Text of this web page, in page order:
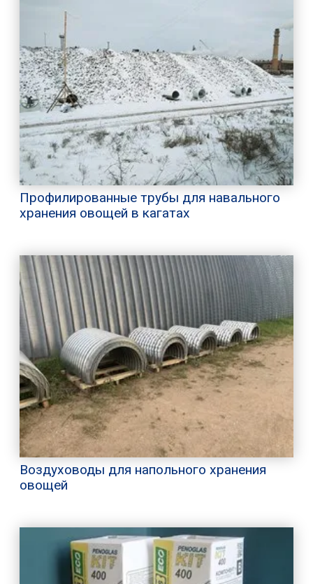
Профилированные трубы для навального
хранения овощей в кагатах
Воздуховоды для напольного хранения
овощей